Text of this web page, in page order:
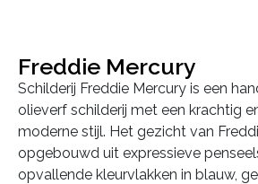
Freddie Mercury
Schilderij Freddie Mercury is een
olieverf schilderij met een krachtig
moderne stijl. Het gezicht van
opgebouwd uit expressieve
opvallende kleurvlakken in blauw,